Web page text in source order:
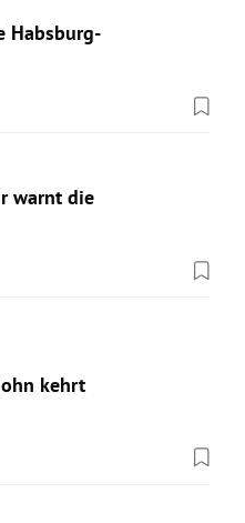
Habsburg-
warnt die
kehrt